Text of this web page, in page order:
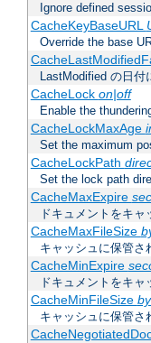
Ignore defined
CacheKeyBaseURL
Override the base
LastModified の日
CacheLock on|off
Enable the
CacheLockMaxAge
Set the maximum
CacheLockPath
Set the lock path
CacheMaxExpire
ドキュメントをキ
CacheMaxFileSize
キャッシュに保管さ
CacheMinExpire
ドキュメントをキ
CacheMinFileSize
キャッシュに保管さ